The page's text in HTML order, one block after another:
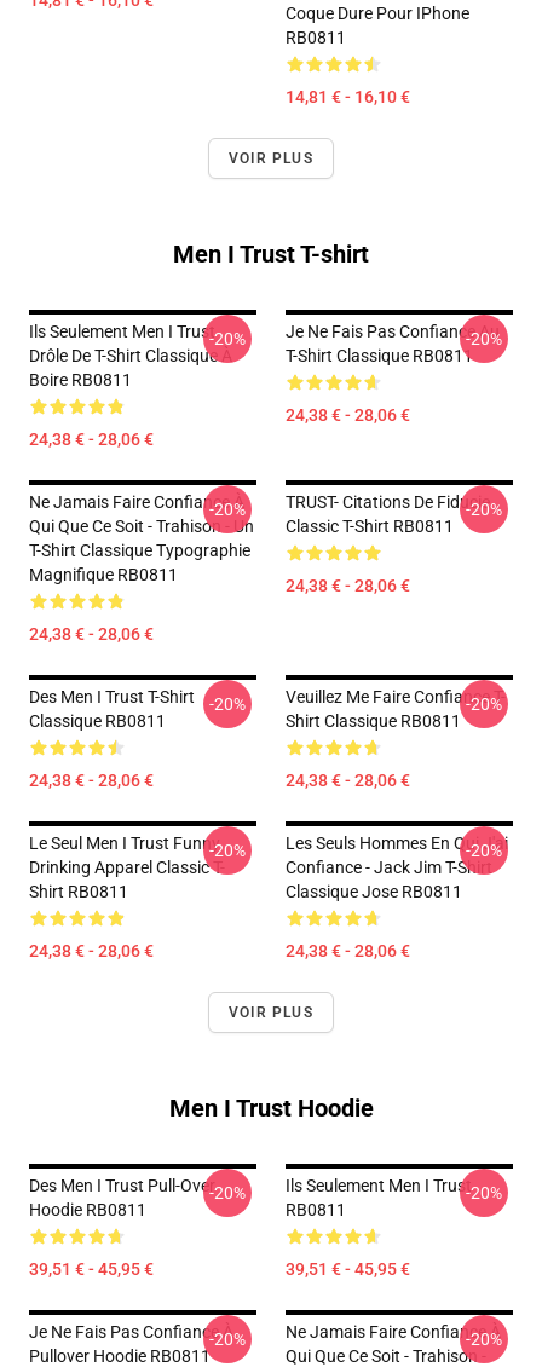
Coque Dure Pour IPhone
RB0811
14,81 € - 16,10 €
VOIR PLUS
Men I Trust T-shirt
Ils Seulement Men I Trust
Drôle De T-Shirt Classique À
Boire RB0811
24,38 € - 28,06 €
-20%
Je Ne Fais Pas Confiance Au
T-Shirt Classique RB0811
24,38 € - 28,06 €
-20%
Ne Jamais Faire Confiance À
Qui Que Ce Soit - Trahison - Un
T-Shirt Classique Typographie
Magnifique RB0811
24,38 € - 28,06 €
-20%
TRUST- Citations De Fiducie
Classic T-Shirt RB0811
24,38 € - 28,06 €
-20%
Des Men I Trust T-Shirt
Classique RB0811
24,38 € - 28,06 €
-20%
Veuillez Me Faire Confiance T-
Shirt Classique RB0811
24,38 € - 28,06 €
-20%
Le Seul Men I Trust Funny
Drinking Apparel Classic T-
Shirt RB0811
24,38 € - 28,06 €
-20%
Les Seuls Hommes En Qui J'ai
Confiance - Jack Jim T-Shirt
Classique Jose RB0811
24,38 € - 28,06 €
-20%
VOIR PLUS
Men I Trust Hoodie
Des Men I Trust Pull-Over
Hoodie RB0811
39,51 € - 45,95 €
-20%
Ils Seulement Men I Trust
RB0811
39,51 € - 45,95 €
-20%
Je Ne Fais Pas Confiance À
Pullover Hoodie RB0811
-20%
Ne Jamais Faire Confiance À
Qui Que Ce Soit - Trahison -
-20%